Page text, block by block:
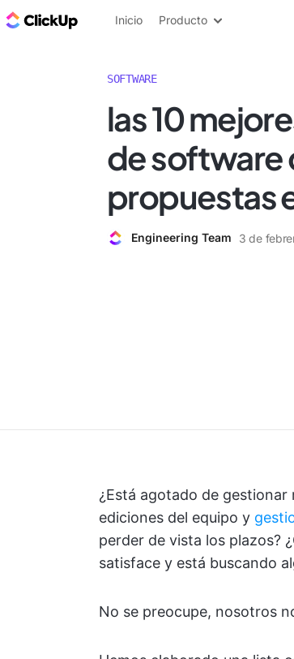
ClickUp Blog
Inicio Producto
SOFTWARE
las 10
de software
propuestas
Engineering Team 3 de
¿Está agotado de gestionar
ediciones del equipo y
perder de vista los plazos?
satisface y está buscando
No se preocupe, nosotros